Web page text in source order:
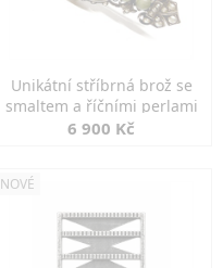
Unikátní stříbrná brož se
smaltem a říčními perlami
6 900 Kč
NOVÉ